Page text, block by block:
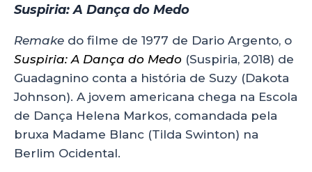
Suspiria: A Dança do Medo
Remake do filme de 1977 de Dario Argento, o
Suspiria: A Dança do Medo (Suspiria, 2018) de
Guadagnino conta a história de Suzy (Dakota
Johnson). A jovem americana chega na Escola
de Dança Helena Markos, comandada pela
bruxa Madame Blanc (Tilda Swinton) na
Berlim Ocidental.